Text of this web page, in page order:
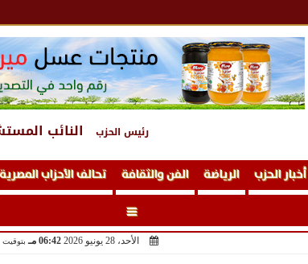
رئيس الحزب النائب
أخبار الحزب الرياضة الفن والثقافة تحالف الأحزاب المصرية
الأحد، 28 يونيو 2026 06:42 مـ بتوقيت